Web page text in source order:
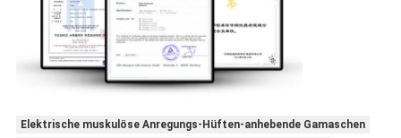
Elektrische muskulöse Anregungs-Hüften-anhebende Gamaschen